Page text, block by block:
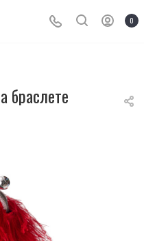
0
браслете